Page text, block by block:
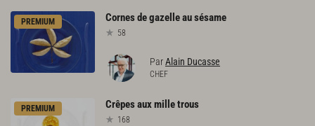
PREMIUM Cornesdegazelleausésame
58
ParAlain Ducasse
CHEF
PREMIUM Crêpesauxmilletrous
168